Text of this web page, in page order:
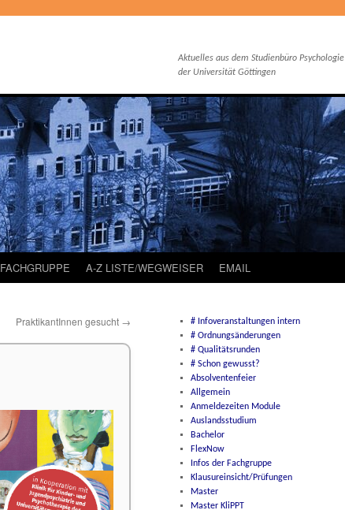
Aktuelles aus dem Studienbüro Psychologie
der Universität Göttingen
FACHGRUPPE A-Z LISTE/WEGWEISER EMAIL
PraktikantInnen gesucht →
# Infoveranstaltungen intern
# Ordnungsänderungen
# Qualitätsrunden
# Schon gewusst?
Absolventenfeier
Allgemein
Anmeldezeiten Module
Auslandsstudium
Bachelor
FlexNow
Infos der Fachgruppe
Klausureinsicht/Prüfungen
Master
Master KliPPT